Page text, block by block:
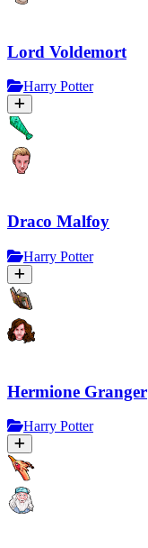
Lord Voldemort
Harry Potter
Draco Malfoy
Harry Potter
Hermione Granger
Harry Potter